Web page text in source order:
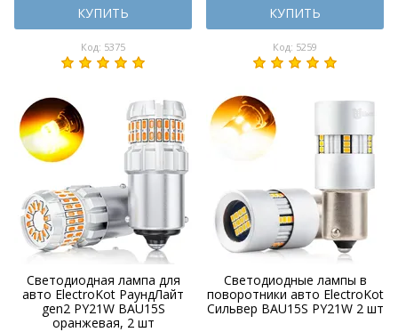
КУПИТЬ
Код: 5375
КУПИТЬ
Код: 5259
Светодиодная лампа для
авто ElectroKot РаундЛайт
gen2 PY21W BAU15S
оранжевая, 2 шт
Светодиодные лампы в
поворотники авто ElectroKot
Сильвер BAU15S PY21W 2 шт